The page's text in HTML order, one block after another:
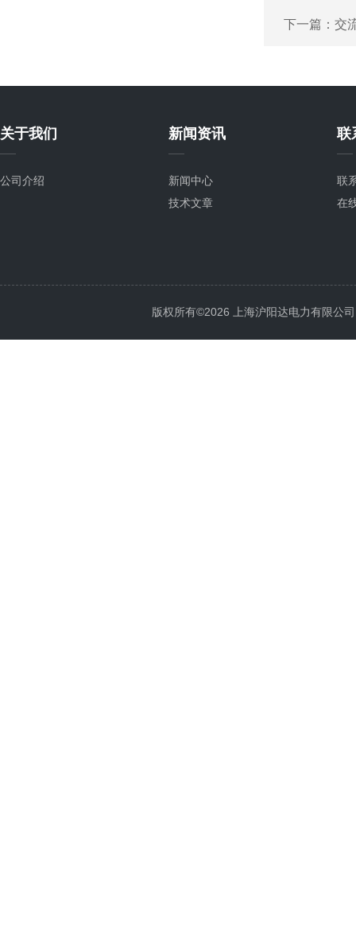
下一篇： 交
关于我们
公司介绍
新闻资讯
新闻中心
技术文章
联
联
在
版权所有©2026 上海沪阳达电力有限公